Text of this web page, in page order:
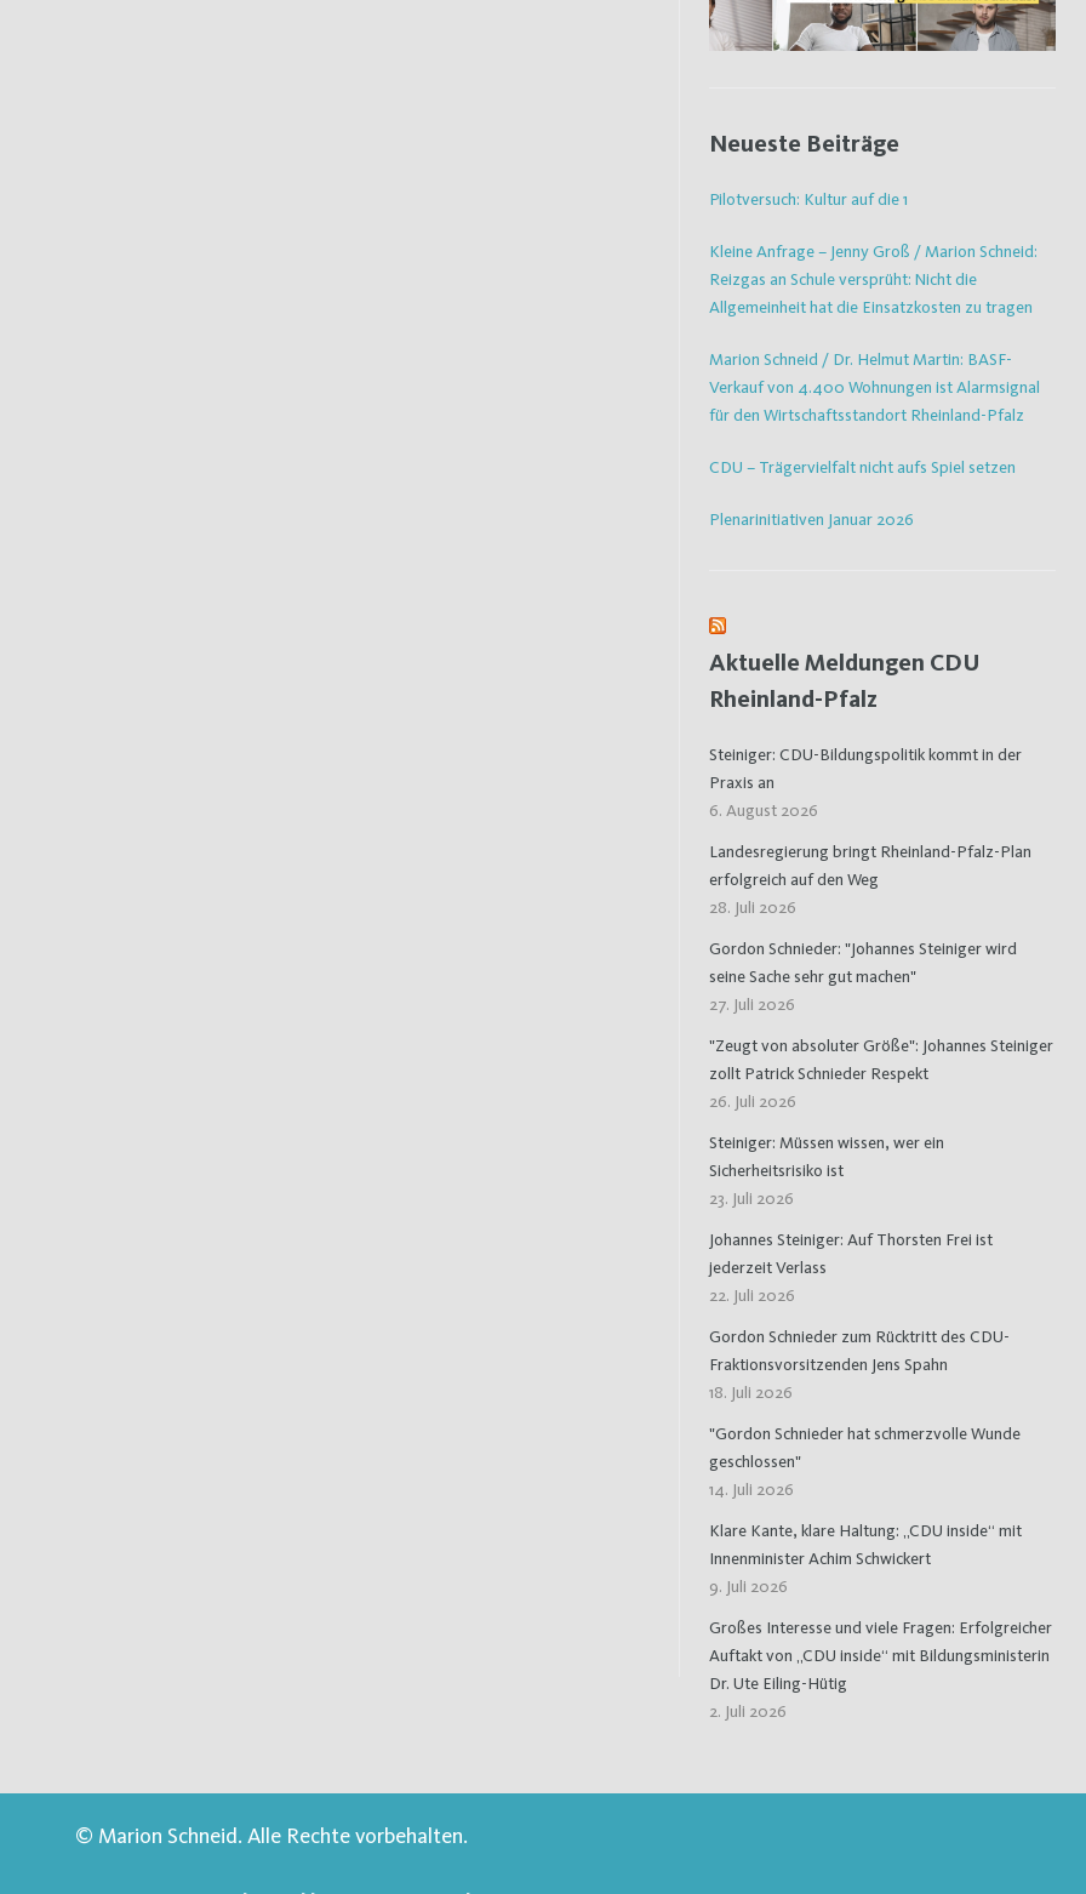
Neueste Beiträge
Pilotversuch: Kultur auf die 1
Kleine Anfrage – Jenny Groß / Marion Schneid:
Reizgas an Schule versprüht: Nicht die
Allgemeinheit hat die Einsatzkosten zu tragen
Marion Schneid / Dr. Helmut Martin: BASF-
Verkauf von 4.400 Wohnungen ist Alarmsignal
für den Wirtschaftsstandort Rheinland-Pfalz
CDU – Trägervielfalt nicht aufs Spiel setzen
Plenarinitiativen Januar 2026
Aktuelle Meldungen CDU
Rheinland-Pfalz
Steiniger: CDU-Bildungspolitik kommt in der
Praxis an
6. August 2026
Landesregierung bringt Rheinland-Pfalz-Plan
erfolgreich auf den Weg
28. Juli 2026
Gordon Schnieder: "Johannes Steiniger wird
seine Sache sehr gut machen"
27. Juli 2026
"Zeugt von absoluter Größe": Johannes Steiniger
zollt Patrick Schnieder Respekt
26. Juli 2026
Steiniger: Müssen wissen, wer ein
Sicherheitsrisiko ist
23. Juli 2026
Johannes Steiniger: Auf Thorsten Frei ist
jederzeit Verlass
22. Juli 2026
Gordon Schnieder zum Rücktritt des CDU-
Fraktionsvorsitzenden Jens Spahn
18. Juli 2026
"Gordon Schnieder hat schmerzvolle Wunde
geschlossen"
14. Juli 2026
Klare Kante, klare Haltung: „CDU inside“ mit
Innenminister Achim Schwickert
9. Juli 2026
Großes Interesse und viele Fragen: Erfolgreicher
Auftakt von „CDU inside“ mit Bildungsministerin
Dr. Ute Eiling-Hütig
2. Juli 2026
© Marion Schneid. Alle Rechte vorbehalten.